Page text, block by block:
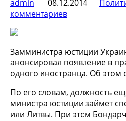
admin
08.12.2014
комментариев
Замминистра юстиции
анонсировал появление в
одного иностранца. Об этом
По его словам, должность
министра юстиции займет
или Литвы. При этом